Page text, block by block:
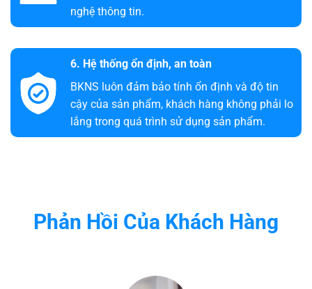
nghệ thông tin.
6. Hệ thống ổn định, an toàn
BKNS luôn đảm bảo tính ổn định và độ tin
cậy của sản phẩm, khách hàng không phải lo
lắng trong quá trình sử dụng sản phẩm.
Phản Hồi Của Khách Hàng